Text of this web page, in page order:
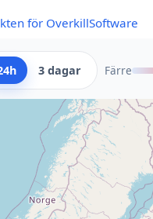
för OverkillSoftware
3 dagar Färre